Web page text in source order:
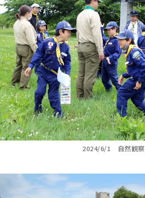
2024/6/1 自然観察